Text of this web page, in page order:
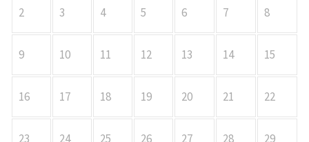
2 3 4 5 6 7 8
9 10 11 12 13 14 15
16 17 18 19 20 21 22
23 24 25 26 27 28 29